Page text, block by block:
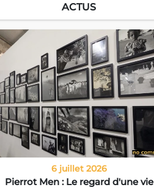
ACTUS
6 juillet 2026
Pierrot Men : Le regard d'une vie